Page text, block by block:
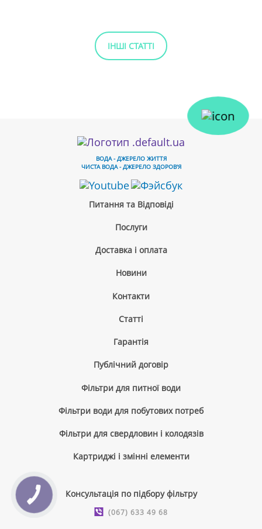
ІНШІ СТАТТІ
ВОДА - ДЖЕРЕЛО ЖИТТЯ
ЧИСТА ВОДА - ДЖЕРЕЛО ЗДОРОВ'Я
Питання та Відповіді
Послуги
Доставка і оплата
Новини
Контакти
Cтатті
Гарантія
Публічний договір
Фільтри для питної води
Фільтри води для побутових потреб
Фільтри для свердловин і колодязів
Картриджі і змінні елементи
Консультація по підбору фільтру
(067) 633 49 68
КНОПКА
ЗВ'ЯЗКУ